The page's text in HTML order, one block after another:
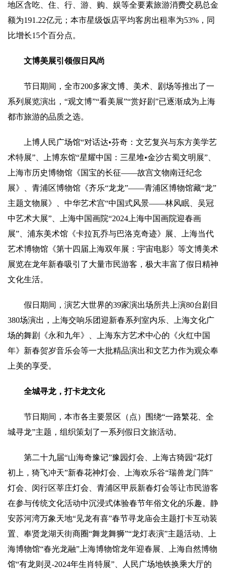
地区含吃、住、行、游、购、娱等全要素旅游消费交易总金
额为191.22亿元；本市星级饭店平均客房出租率为53%，同
比增长15个百分点。
文博美展引领假日风尚
节日期间，全市200多家文博、美术、剧场等推出了一
系列展览演出，“观文博”“看美展”“赏好剧”已逐渐成为上海
都市旅游的品质之选。
上博人民广场馆“对话达•芬奇：文艺复兴与东方美学艺
术特展”、上博东馆“星耀中国：三星堆•金沙古蜀文明展”、
上海市历史博物馆《国宝的长征——故宫文物南迁纪念
展》、青浦区博物馆《齐乐“龙龙”——青浦区博物馆藏“龙”
主题文物展》、中华艺术宫“中国式风景——林风眠、吴冠
中艺术大展”、上海中国画院“2024上海中国画院迎春画
展”、浦东美术馆《卡拉瓦乔与巴洛克奇迹》展、上海当代
艺术博物馆《第十四届上海双年展：宇宙电影》等文博美术
展览在龙年新春吸引了大量市民游客，极大丰富了假日精神
文化生活。
假日期间，演艺大世界的39家演出场所共上演80台剧目
380场演出，上海交响乐团迎新春系列室内乐、上海文化广
场的舞剧《永和九年》、上海东方艺术中心的《火红中国
年》新春贺岁音乐会等一大批精品演出和文艺力作为观众奉
上美的享受。
全城寻龙，打卡龙文化
节日期间，本市各主要景区（点）围绕“一路繁花、全
城寻龙”主题，组织策划了一系列假日文旅活动。
第二十九届“山海奇豫记”豫园灯会、上海古猗园“花灯
初上，猗飞冲天”新春花神灯会、上海欢乐谷“瑞兽龙门阵”
灯会、闵行区莘庄灯会、青浦区甲辰新春灯会等让市民游客
在参与传统文化活动中沉浸式体验春节年俗文化的乐趣。静
安苏河湾万象天地“见龙有喜”春节寻龙庙会主题打卡互动装
置、奉贤龙湖天街商圈“舞龙舞狮”“龙灯表演”主题活动、上
海博物馆“春光龙融”上海博物馆龙年迎春展、上海自然博物
馆“有龙则灵-2024年生肖特展”、人民广场地铁换乘大厅的